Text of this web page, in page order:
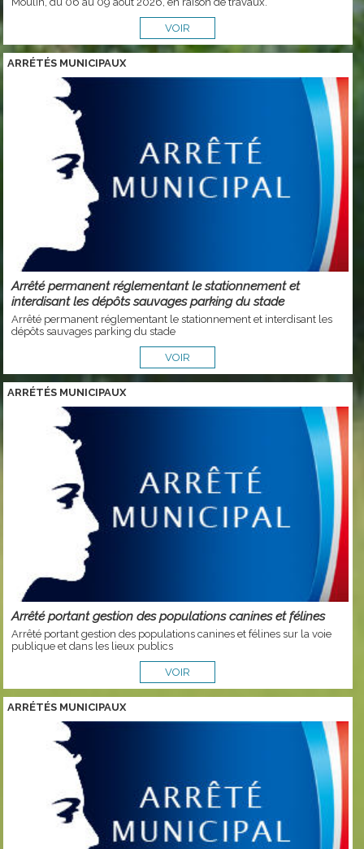
VOIR
ARRÉTÉS MUNICIPAUX
Arrêté permanent réglementant le stationnement et
interdisant les dépôts sauvages parking du stade
Arrêté permanent réglementant le stationnement et interdisant les
dépôts sauvages parking du stade
VOIR
ARRÉTÉS MUNICIPAUX
Arrêté portant gestion des populations canines et félines
Arrêté portant gestion des populations canines et félines sur la voie
publique et dans les lieux publics
VOIR
ARRÉTÉS MUNICIPAUX